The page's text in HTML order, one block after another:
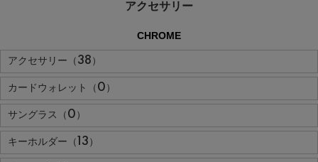
アクセサリー
CHROME
アクセサリー（38）
カードウォレット（0）
サングラス（0）
キーホルダー（13）